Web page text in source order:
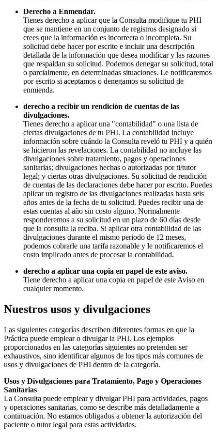
Derecho a Enmendar.
Tienes derecho a aplicar que la Consulta modifique tu PHI
que se mantiene en un conjunto de registros designado si
crees que la información es incorrecta o incompleta. Su
solicitud debe hacer por escrito e incluir una descripción
detallada de la información que desea modificar y las razones
que respaldan su solicitud. Podemos denegar su solicitud, total
o parcialmente, en determinadas situaciones. Le notificaremos
por escrito si aceptamos o denegamos su solicitud de
enmienda.
derecho a recibir un rendición de cuentas de las
divulgaciones.
Tienes derecho a aplicar una "contabilidad" o una lista de
ciertas divulgaciones de tu PHI. La contabilidad incluye
información sobre cuándo la Consulta reveló tu PHI y a quién
se hicieron las revelaciones. La contabilidad no incluye las
divulgaciones sobre tratamiento, pagos y operaciones
sanitarias; divulgaciones hechas o autorizadas por ti/tutor
legal; y ciertas otras divulgaciones. Su solicitud de rendición
de cuentas de las declaraciones debe hacer por escrito. Puedes
aplicar un registro de las divulgaciones realizadas hasta seis
años antes de la fecha de tu solicitud. Puedes recibir una de
estas cuentas al año sin costo alguno. Normalmente
responderemos a su solicitud en un plazo de 60 días desde
que la consulta la reciba. Si aplicar otra contabilidad de las
divulgaciones durante el mismo periodo de 12 meses,
podemos cobrarle una tarifa razonable y le notificaremos el
costo implicado antes de procesar la contabilidad.
derecho a aplicar una copia en papel de este aviso.
Tiene derecho a aplicar una copia en papel de este Aviso en
cualquier momento.
Nuestros usos y divulgaciones
Las siguientes categorías describen diferentes formas en que la
Práctica puede emplear o divulgar la PHI. Los ejemplos
proporcionados en las categorías siguientes no pretenden ser
exhaustivos, sino identificar algunos de los tipos más comunes de
usos y divulgaciones de PHI dentro de la categoría.
Usos y Divulgaciones para Tratamiento, Pago y Operaciones
Sanitarias
La Consulta puede emplear y divulgar PHI para actividades, pagos
y operaciones sanitarias, como se describe más detalladamente a
continuación. No estamos obligados a obtener la autorización del
paciente o tutor legal para estas actividades.